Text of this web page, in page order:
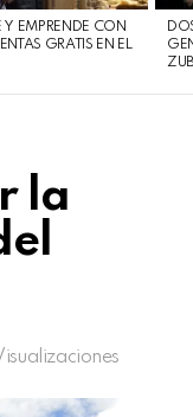
Y EMPRENDE CON
GRATIS EN EL
la